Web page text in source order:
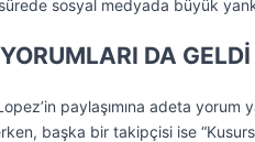
sürede sosyal medyada büyük
DA GELDİ
paylaşımına adeta yorum
başka bir takipçisi ise